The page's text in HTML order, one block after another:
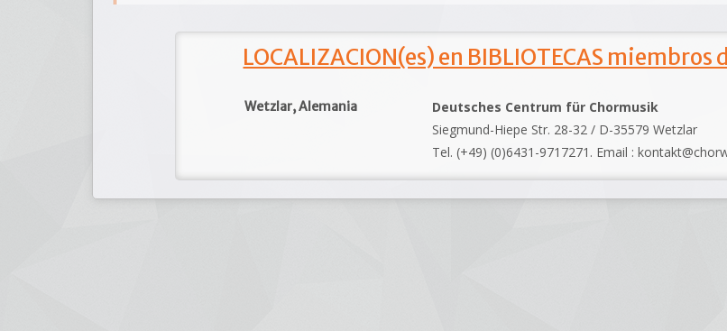
LOCALIZACION(es) en BIBLIOTECAS
Wetzlar, Alemania
Deutsches Centrum für Chormusik
Siegmund-Hiepe Str. 28-32 / D-35579 Wetzlar
Tel. (+49) (0)6431-9717271. Email :